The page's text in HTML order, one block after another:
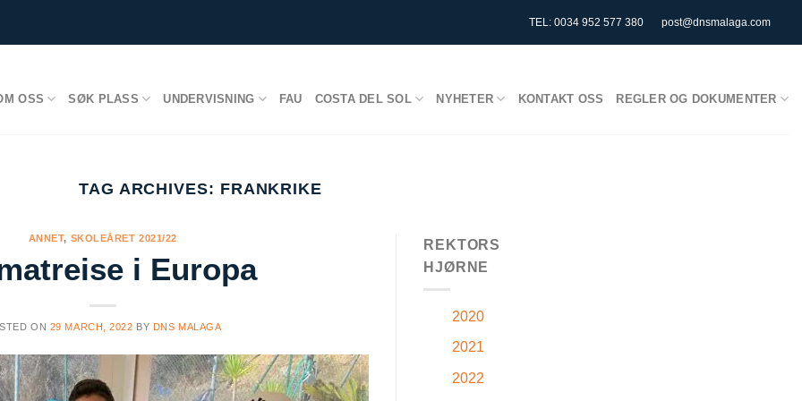
TEL: 0034 952 577 380 post@dnsmalaga.com
OSS SØK PLASS UNDERVISNING FAU COSTA DEL SOL NYHETER KONTAKT OSS REGLER OG DOKUMENTER
TAG ARCHIVES: FRANKRIKE
ANNET, SKOLEÅRET 2021/22
i Europa
ON 29 MARCH, 2022 BY DNS MALAGA
REKTORS
HJØRNE
2020
2021
2022